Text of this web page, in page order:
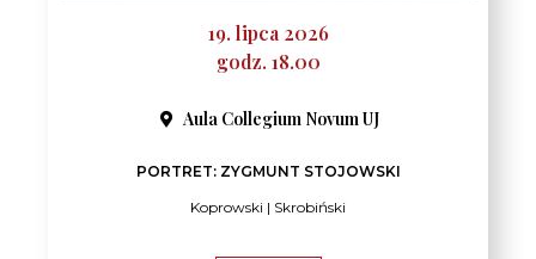
19. lipca 2026
godz. 18.00
Aula Collegium Novum UJ
PORTRET: ZYGMUNT STOJOWSKI
Koprowski | Skrobiński